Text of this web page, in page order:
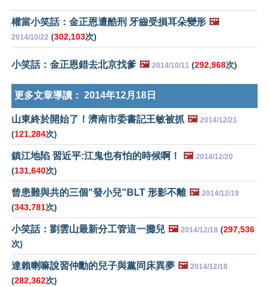
權當小笑話：金正恩遭酷刑 牙齒受損耳朵變形 🖼️
2014/10/22 (302,103次)
小笑話：金正恩錯去北京找爹 🖼️ 2014/10/11 (292,968次)
更多文章導讀： 2014年12月18日
山東終於開始了！濟南市委書記王敏被抓 🖼️ 2014/12/21
(121,284次)
鎮江地陷 習近平:江鬼也有怕的時候啊！ 🖼️ 2014/12/20
(131,640次)
曾患難與共的三個"發小兒"BLT 形影不離 🖼️ 2014/12/19
(343,781次)
小笑話：劉雲山最新分工管這一攤兒 🖼️ 2014/12/18 (297,536
次)
達賴喇嘛說習仲勳的兒子與黨同床異夢 🖼️ 2014/12/18
(282,362次)